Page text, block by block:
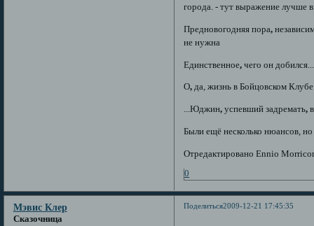
города. - тут выражение лучше
Предновогодняя пора,
не нужна
Единственное, чего он добился...
О, да, жизнь в Бойцовском
...Юджин, успевший задремать,
Были ещё несколько нюансов,
Отредактировано Ennio
0
Поделиться2009-12-21 17:45:35
Мэвис Клер
Сказочница